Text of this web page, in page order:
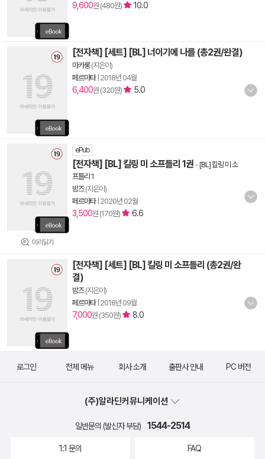
9,600원 (480원) 10.0
[전자책] [세트] [BL] 너이기에 나를 (총2권/완결)
마카롱(지은이)
페르마타| 2018년 04월
6,400원 (320원) 5.0
미리읽기
ePub
[전자책] [BL] 킬링 미 소프틀리 1권 - [BL] 킬링 미 소
프틀리 1
밤즈(지은이)
페르마타| 2020년 02월
3,500원 (170원) 6.6
[전자책] [세트] [BL] 킬링 미 소프틀리 (총2권/완
결)
밤즈(지은이)
페르마타| 2018년 09월
7,000원 (350원) 8.0
로그인 전체 메뉴 회사 소개 출판사 안내 PC 버전
(주)알라딘커뮤니케이션
일반문의 (발신자 부담) 1544-2514
1:1 문의 FAQ